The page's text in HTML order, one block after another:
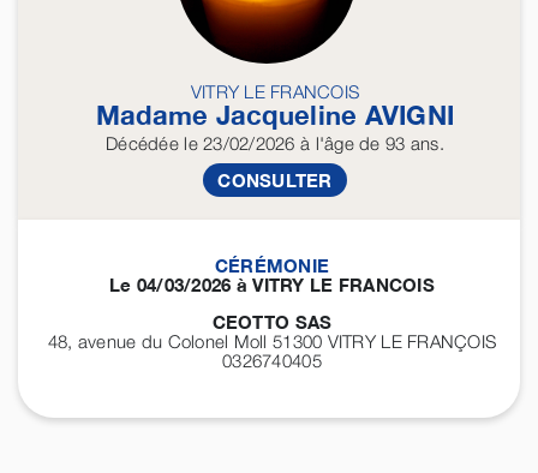
VITRY LE FRANCOIS
Madame Jacqueline AVIGNI
Décédéele 23/02/2026 à l'âge de 93 ans.
CONSULTER
CÉRÉMONIE
Le 04/03/2026 à VITRY LE FRANCOIS
CEOTTO SAS
48, avenue du Colonel Moll 51300 VITRY LE FRANÇOIS
0326740405